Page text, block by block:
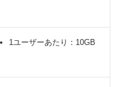
1ユーザーあたり：10GB